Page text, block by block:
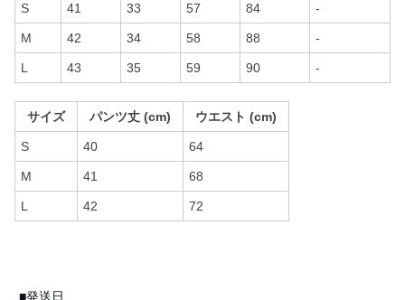
S 41 33 57 84 -
M 42 34 58 88 -
L 43 35 59 90 -
サイズ パンツ丈 (cm) ウエスト (cm)
S 40 64
M 41 68
L 42 72
■発送日